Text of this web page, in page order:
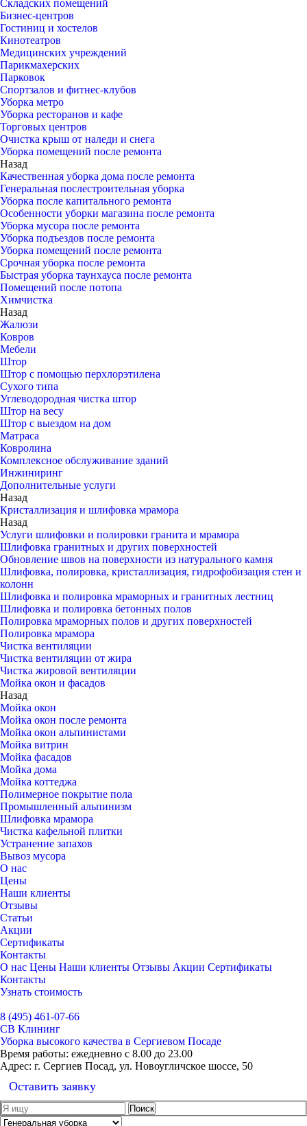
Складских помещений
Бизнес-центров
Гостиниц и хостелов
Кинотеатров
Медицинских учреждений
Парикмахерских
Парковок
Спортзалов и фитнес-клубов
Уборка метро
Уборка ресторанов и кафе
Торговых центров
Очистка крыш от наледи и снега
Уборка помещений после ремонта
Назад
Качественная уборка дома после ремонта
Генеральная послестроительная уборка
Уборка после капитального ремонта
Особенности уборки магазина после ремонта
Уборка мусора после ремонта
Уборка подъездов после ремонта
Уборка помещений после ремонта
Срочная уборка после ремонта
Быстрая уборка таунхауса после ремонта
Помещений после потопа
Химчистка
Назад
Жалюзи
Ковров
Мебели
Штор
Штор с помощью перхлорэтилена
Сухого типа
Углеводородная чистка штор
Штор на весу
Штор с выездом на дом
Матраса
Ковролина
Комплексное обслуживание зданий
Инжиниринг
Дополнительные услуги
Назад
Кристаллизация и шлифовка мрамора
Назад
Услуги шлифовки и полировки гранита и мрамора
Шлифовка гранитных и других поверхностей
Обновление швов на поверхности из натурального камня
Шлифовка, полировка, кристаллизация, гидрофобизация стен и
колонн
Шлифовка и полировка мраморных и гранитных лестниц
Шлифовка и полировка бетонных полов
Полировка мраморных полов и других поверхностей
Полировка мрамора
Чистка вентиляции
Чистка вентиляции от жира
Чистка жировой вентиляции
Мойка окон и фасадов
Назад
Мойка окон
Мойка окон после ремонта
Мойка окон альпинистами
Мойка витрин
Мойка фасадов
Мойка дома
Мойка коттеджа
Полимерное покрытие пола
Промышленный альпинизм
Шлифовка мрамора
Чистка кафельной плитки
Устранение запахов
Вывоз мусора
О нас
Цены
Наши клиенты
Отзывы
Статьи
Акции
Сертификаты
Контакты
О нас Цены Наши клиенты Отзывы Акции Сертификаты
Контакты
Узнать стоимость
8 (495) 461-07-66
СВ Клининг
Уборка высокого качества в Сергиевом Посаде
Время работы: ежедневно с 8.00 до 23.00
Адрес: г. Сергиев Посад, ул. Новоугличское шоссе, 50
Оставить заявку